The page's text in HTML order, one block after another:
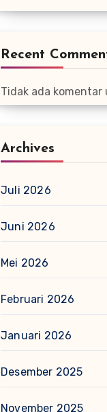
Recent
Tidak ada
Archives
Juli 2026
Juni 2026
Mei 2026
Februari 2026
Januari 2026
Desember 2025
November 2025